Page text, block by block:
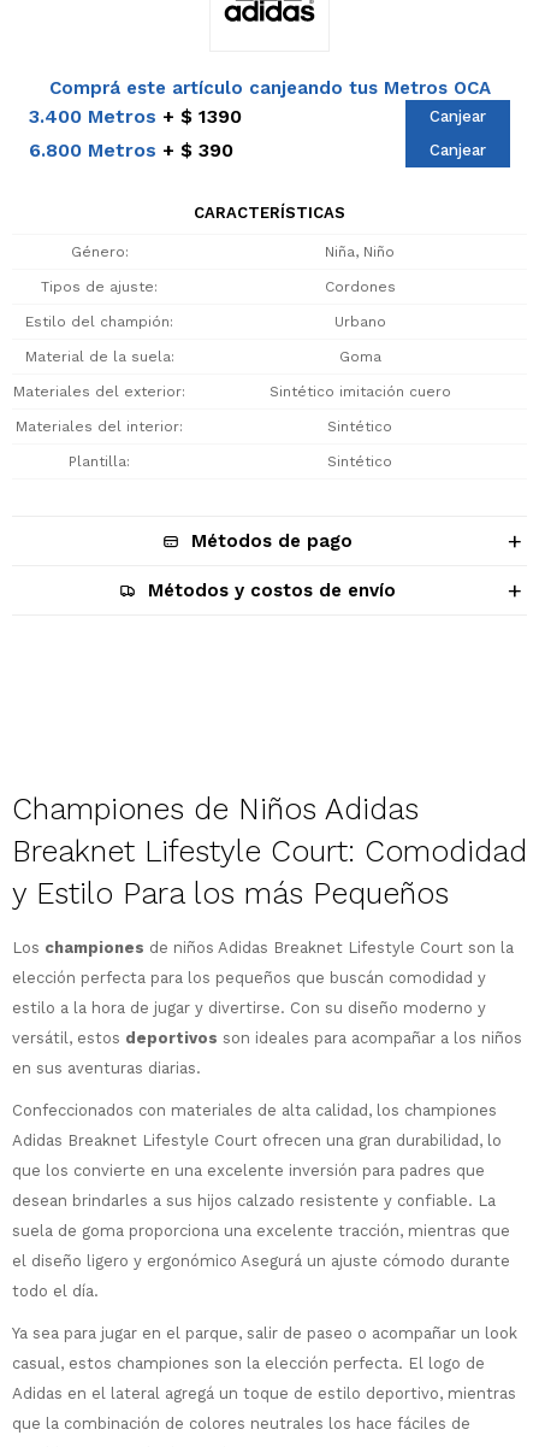
Comprá este artículo canjeando tus Metros OCA
3.400 Metros $ 1390 Canjear
6.800 Metros $ 390 Canjear
CARACTERÍSTICAS
Género Niña, Niño
Tipos de ajuste Cordones
Estilo del champión Urbano
Material de la suela Goma
Materiales del exterior Sintético imitación cuero
Materiales del interior Sintético
Plantilla Sintético
Métodos de pago
Métodos y costos de envío
Championes de Niños Adidas
Breaknet Lifestyle Court: Comodidad
y Estilo Para los más Pequeños
Los championes de niños Adidas Breaknet Lifestyle Court son la
elección perfecta para los pequeños que buscán comodidad y
estilo a la hora de jugar y divertirse. Con su diseño moderno y
versátil, estos deportivos son ideales para acompañar a los niños
en sus aventuras diarias.
Confeccionados con materiales de alta calidad, los championes
Adidas Breaknet Lifestyle Court ofrecen una gran durabilidad, lo
que los convierte en una excelente inversión para padres que
desean brindarles a sus hijos calzado resistente y confiable. La
suela de goma proporciona una excelente tracción, mientras que
el diseño ligero y ergonómico Asegurá un ajuste cómodo durante
todo el día.
Ya sea para jugar en el parque, salir de paseo o acompañar un look
casual, estos championes son la elección perfecta. El logo de
Adidas en el lateral agregá un toque de estilo deportivo, mientras
que la combinación de colores neutrales los hace fáciles de
Comprá ahora y Pagá
Después, hasta en 12
tarjeta de crédito
¡Sumate a la forma más ágil de
comprar!
Comprá en 3 cuotas sin recargo o hasta
en 12 cuotas * ¡Solo con tu cédula!
Verifica si estás calificado para comprar
con Pago Después:
Celular
Fecha de nacimiento
Estás calificado para comprar usando Pago
¡Tenés hasta
para comprar en las cuotas
que prefieras!
Elegí tus productos preferidos
Elegís Pago Después como metodo de pago
Parece que no tenes oferta, lamentamos
el inconveniente, por cualquier duda
contactanos en
preguntas@pagodespues.com.uy
¡Algo salió mal!
Por favor intenta nuevamente mas tarde.